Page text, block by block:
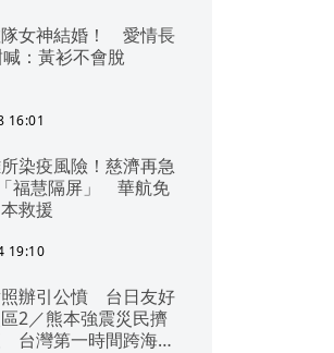
隊女神結婚！ 愛情長
：黃衫不會脫
16:01
染疫風險！慈濟再急
福慧隔屏」 華航免
救援
19:10
辦引公憤 台日友好
2／熊本強震災民擠
台灣第一時間跨海急